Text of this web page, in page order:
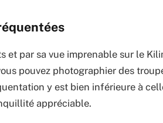
et par sa vue imprenable sur le
pouvez photographier des
y est bien inférieure à
appréciable.